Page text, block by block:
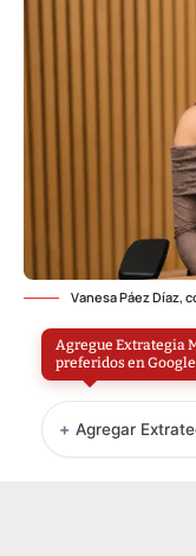
Vanesa Páez Díaz,
Agregue Extrategia
preferidos en Google
+ Agregar